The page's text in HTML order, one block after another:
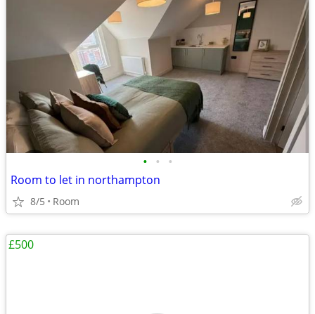
• • •
Room to let in northampton
8/5 Room
£500